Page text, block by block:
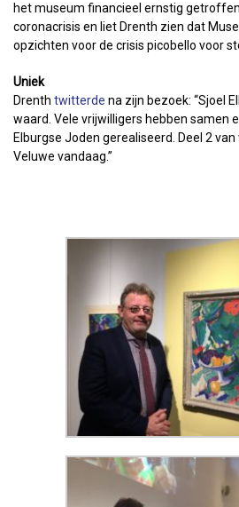
het museum financieel ernstig
coronacrisis en liet Drenth zien dat
opzichten voor de crisis picobello voor
Uniek
Drenth twitterde na zijn bezoek: “Sjoel
waard. Vele vrijwilligers hebben samen
Elburgse Joden gerealiseerd. Deel 2
Veluwe vandaag.”